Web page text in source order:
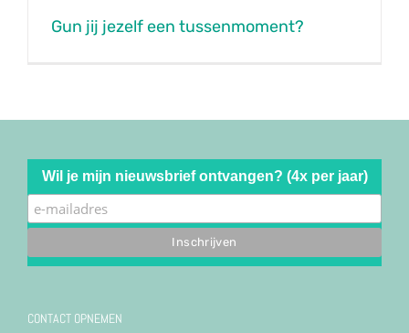
Gun jij jezelf een tussenmoment?
Wil je mijn nieuwsbrief ontvangen? (4x per jaar)
CONTACT OPNEMEN